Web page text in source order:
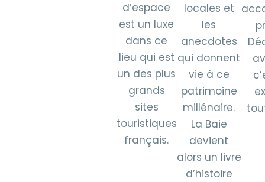
d’espace
est un luxe
dans ce
lieu qui est
un des plus
grands
sites
touristiques
français.
locales et
les
anecdotes
qui donnent
vie à ce
patrimoine
millénaire.
La Baie
devient
alors un livre
d’histoire